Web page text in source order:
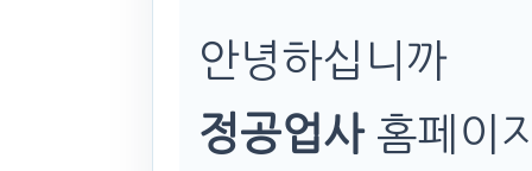
안녕하십니까
정공업사홈페이